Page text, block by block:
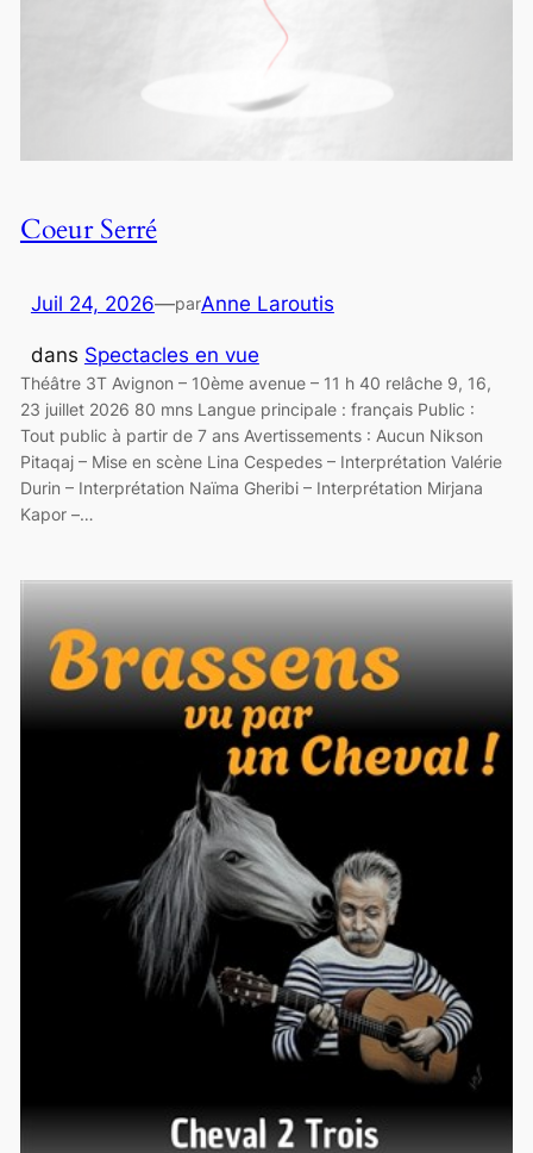
Coeur Serré
Juil 24, 2026—parAnne Laroutis
dans Spectacles en vue
Théâtre 3T Avignon – 10ème avenue – 11 h 40 relâche 9, 16,
23 juillet 2026 80 mns Langue principale : français Public :
Tout public à partir de 7 ans Avertissements : Aucun Nikson
Pitaqaj – Mise en scène Lina Cespedes – Interprétation Valérie
Durin – Interprétation Naïma Gheribi – Interprétation Mirjana
Kapor –…